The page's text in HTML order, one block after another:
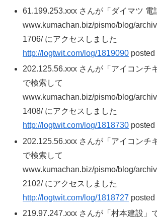
61.199.253.xxx さんが「ダイマツ 電
www.kumachan.biz/pismo/blog/
1706/ にアクセスしました
http://logtwit.com/log/1819090 posted
202.125.56.xxx さんが「アイコンチ
で検索して
www.kumachan.biz/pismo/blog/
1408/ にアクセスしました
http://logtwit.com/log/1818730 posted
202.125.56.xxx さんが「アイコンチ
で検索して
www.kumachan.biz/pismo/blog/
2102/ にアクセスしました
http://logtwit.com/log/1818727 posted
219.97.247.xxx さんが「村本建設」